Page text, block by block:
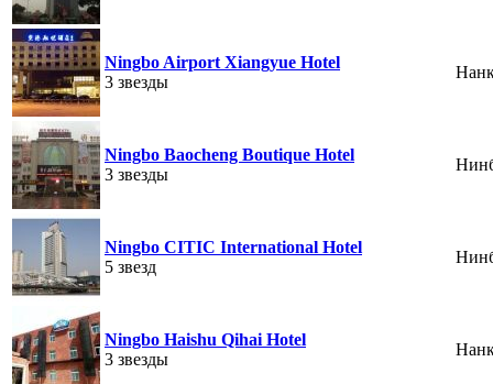
Ningbo Airport Xiangyue Hotel
3 звезды
Ningbo Baocheng Boutique Hotel
3 звезды
Ningbo CITIC International Hotel
5 звезд
Ningbo Haishu Qihai Hotel
3 звезды